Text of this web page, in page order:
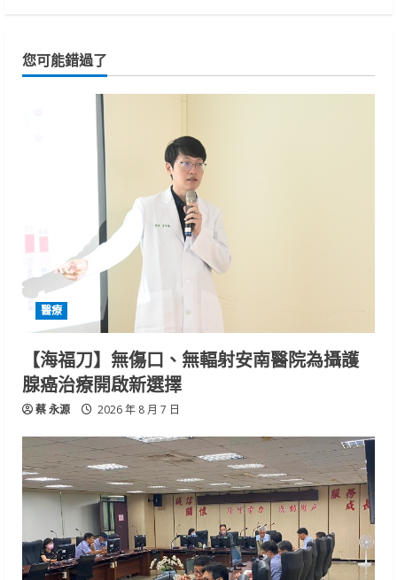
您可能錯過了
醫療
【海福刀】無傷口、無輻射安南醫院為攝護
腺癌治療開啟新選擇
蔡 永源 2026 年 8 月 7 日